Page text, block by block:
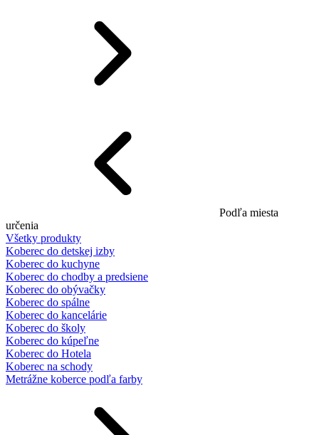
Podľa miesta
určenia
Všetky produkty
Koberec do detskej izby
Koberec do kuchyne
Koberec do chodby a predsiene
Koberec do obývačky
Koberec do spálne
Koberec do kancelárie
Koberec do školy
Koberec do kúpeľne
Koberec do Hotela
Koberec na schody
Metrážne koberce podľa farby